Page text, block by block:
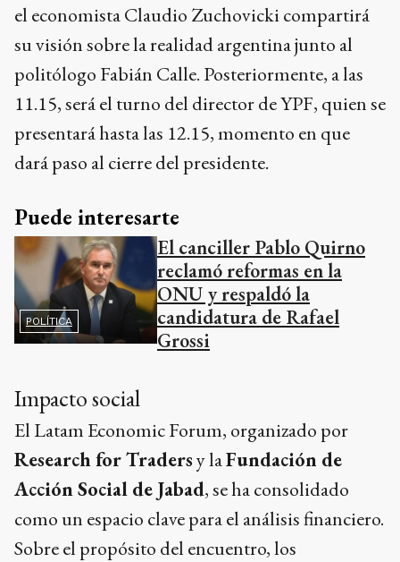
el economista Claudio Zuchovicki compartirá
su visión sobre la realidad argentina junto al
politólogo Fabián Calle. Posteriormente, a las
11.15, será el turno del director de YPF, quien se
presentará hasta las 12.15, momento en que
dará paso al cierre del presidente.
Puede interesarte
POLÍTICA
El canciller Pablo Quirno
reclamó reformas en la
ONU y respaldó la
candidatura de Rafael
Grossi
Impacto social
El Latam Economic Forum, organizado por
Research for Tradersy laFundación de
Acción Social de Jabad, se ha consolidado
como un espacio clave para el análisis financiero.
Sobre el propósito del encuentro, los